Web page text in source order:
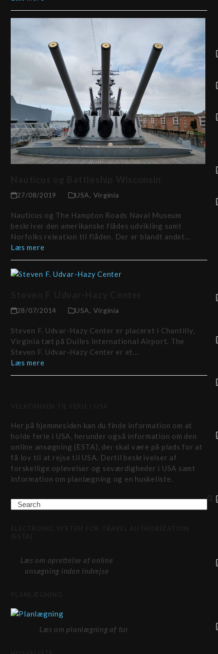
27/08/2019 USA, Virginia
Nauticus og The Hampton Roads Naval Museum
beskriver den amerikanske flådes udvikling samt
Norfolks releation til flåden. Der er blandt andet…
Læs mere
28/07/2014 USA, Virginia
Steven F. Udvar-Hazy Center er placeret i Chantilly,
Virginia tæt på Dulles International Airport. The
Steven F. Udvar-Hazy Center er et…
Læs mere
Her på hjemmesiden kan du finde information om at
holde ferie i USA, herunder også information om den
online ansøgning (ESTA), der skal være på plads for at
få lov til at rejse til USA. Dertil beskrivelser af
forskellige oplevelser og seværdigheder i USA samt
information om planlægning og en huskeliste.
Search
Læs om oprettelse af online
ansøgning inden indrejse
Læs om planlægning af tur